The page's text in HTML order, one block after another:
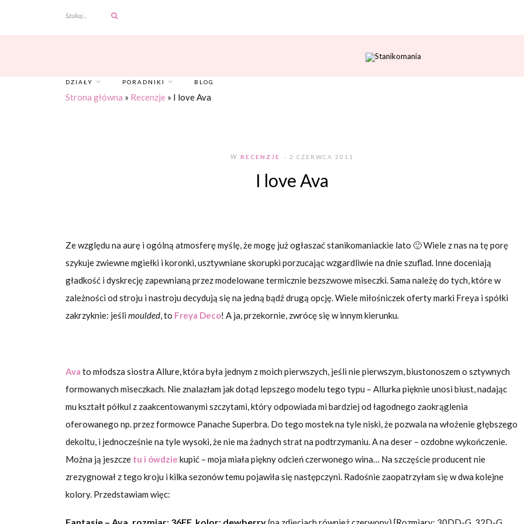
DZIAŁY PORADNIKI BLOG
Strona główna » Recenzje » I love Ava
W RECENZJE - 2 CZERWCA 2011
I love Ava
Ze względu na aurę i ogólną atmosferę myślę, że mogę już ogłaszać stanikomaniackie lato 🙂 Wiele z nas na tę porę
szykuje zwiewne mgiełki i koronki, usztywniane skorupki porzucając wzgardliwie na dnie szuflad. Inne doceniają
gładkość i dyskrecję zapewnianą przez modelowane termicznie bezszwowe miseczki. Sama należę do tych, które w
zależności od stroju i nastroju decydują się na jedną bądź drugą opcję. Wiele miłośniczek oferty marki Freya i spółki
zakrzyknie: jeśli moulded, to Freya Deco! A ja, przekornie, zwrócę się w innym kierunku.
Ava to młodsza siostra Allure, która była jednym z moich pierwszych, jeśli nie pierwszym, biustonoszem o sztywnych
formowanych miseczkach. Nie znalazłam jak dotąd lepszego modelu tego typu – Allurka pięknie unosi biust, nadając
mu kształt półkul z zaakcentowanymi szczytami, który odpowiada mi bardziej od łagodnego zaokrąglenia
oferowanego np. przez formowce Panache Superbra. Do tego mostek na tyle niski, że pozwala na włożenie głębszego
dekoltu, i jednocześnie na tyle wysoki, że nie ma żadnych strat na podtrzymaniu. A na deser – ozdobne wykończenie.
Można ją jeszcze tu i ówdzie kupić – moja miała piękny odcień czerwonego wina… Na szczęście producent nie
zrezygnował z tego kroju i kilka sezonów temu pojawiła się następczyni. Radośnie zaopatrzyłam się w dwa kolejne
kolory. Przedstawiam więc: